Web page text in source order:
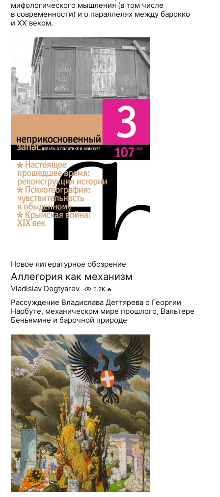
мифологического мышления (в том числе
в современности) и о параллелях между барокко
и ХХ веком.
Новое литературное обозрение
Аллегория как механизм
Vladislav Degtyarev 5.2K 🔥
Рассуждение Владислава Дегтярева о Георгии
Нарбуте, механическом мире прошлого, Вальтере
Беньямине и барочной природе